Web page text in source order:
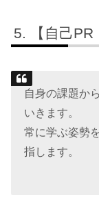
【自己
自身の課題か
いきます。
常に学ぶ姿勢
指します。